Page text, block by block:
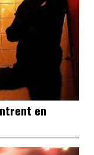
en